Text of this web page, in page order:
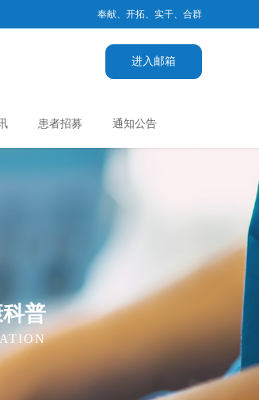
奉献、开拓、实干、合群
进入邮箱
患者招募 通知公告
普